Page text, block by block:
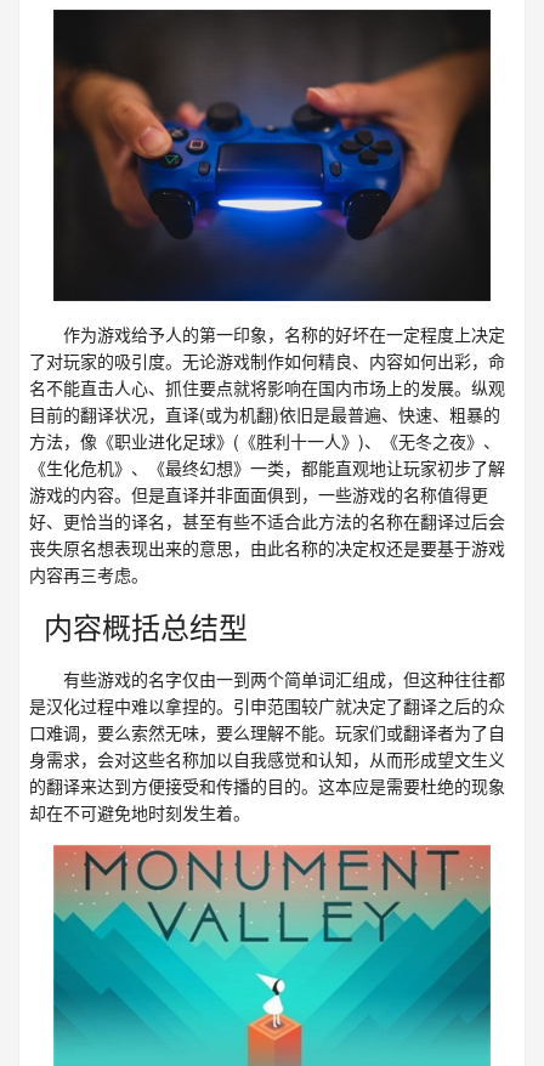
作为游戏给予人的第一印象，名称的好坏在一定程度上决定
了对玩家的吸引度。无论游戏制作如何精良、内容如何出彩，命
名不能直击人心、抓住要点就将影响在国内市场上的发展。纵观
目前的翻译状况，直译(或为机翻)依旧是最普遍、快速、粗暴的
方法，像《职业进化足球》(《胜利十一人》)、《无冬之夜》、
《生化危机》、《最终幻想》一类，都能直观地让玩家初步了解
游戏的内容。但是直译并非面面俱到，一些游戏的名称值得更
好、更恰当的译名，甚至有些不适合此方法的名称在翻译过后会
丧失原名想表现出来的意思，由此名称的决定权还是要基于游戏
内容再三考虑。
内容概括总结型
有些游戏的名字仅由一到两个简单词汇组成，但这种往往都
是汉化过程中难以拿捏的。引申范围较广就决定了翻译之后的众
口难调，要么索然无味，要么理解不能。玩家们或翻译者为了自
身需求，会对这些名称加以自我感觉和认知，从而形成望文生义
的翻译来达到方便接受和传播的目的。这本应是需要杜绝的现象
却在不可避免地时刻发生着。